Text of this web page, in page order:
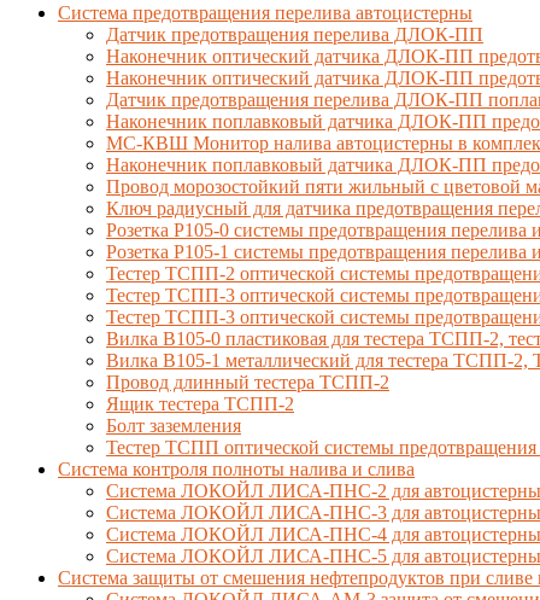
Система предотвращения перелива автоцистерны
Датчик предотвращения перелива ДЛОК-ПП
Наконечник оптический датчика ДЛОК-ПП
Наконечник оптический датчика ДЛОК-ПП
Датчик предотвращения перелива ДЛОК-ПП
Наконечник поплавковый датчика ДЛОК-ПП
МС-КВШ Монитор налива автоцистерны в
Наконечник поплавковый датчика ДЛОК-ПП
Провод морозостойкий пяти жильный с цветовой
Ключ радиусный для датчика предотвращения
Розетка Р105-0 системы предотвращения перелива
Розетка Р105-1 системы предотвращения перелива
Тестер ТСПП-2 оптической системы
Тестер ТСПП-3 оптической системы
Тестер ТСПП-3 оптической системы
Вилка В105-0 пластиковая для тестера ТСПП-2,
Вилка В105-1 металлический для тестера
Провод длинный тестера ТСПП-2
Ящик тестера ТСПП-2
Болт заземления
Тестер ТСПП оптической системы предотвращения
Cистема контроля полноты налива и слива
Система ЛОКОЙЛ ЛИСА-ПНС-2 для автоцистерны
Система ЛОКОЙЛ ЛИСА-ПНС-3 для автоцистерны
Система ЛОКОЙЛ ЛИСА-ПНС-4 для автоцистерны
Система ЛОКОЙЛ ЛИСА-ПНС-5 для автоцистерны
Система защиты от смешения нефтепродуктов при сливе